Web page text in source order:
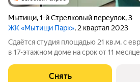
Мытищи,1-й Стрелковый переулок,3
ЖК «Мытищи Парк», 2 квартал 2023
Сдаётся студия площадью 21 кв.м. с
в 17-этажном доме на срок от 11
Микроволновка Пылесос Дом - монолитный, окна выходят воСнять